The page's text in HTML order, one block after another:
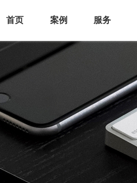
首页 案例 服务